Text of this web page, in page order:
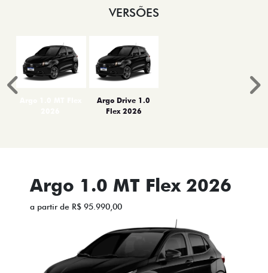
VERSÕES
Argo Drive 1.0
Flex 2026
Anterior
Argo 1.0 MT Flex 2026
a partir de R$ 95.990,00